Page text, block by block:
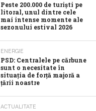
Peste 200.000 de turiști pe
litoral, unul dintre cele
mai intense momente ale
sezonului estival 2026
ENERGIE
PSD: Centralele pe cărbune
sunt o necesitate în
situația de forță majoră a
țării noastre
ACTUALITATE